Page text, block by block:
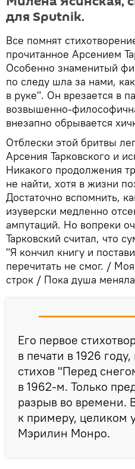
для Sputnik.
Все помнят
прочитанное Арсением
Особенно знаменитый
по следу шла за нами,
в руке". Он врезается в
возвышенно-
внезапно обрывается
Отблески этой бритвы
Арсения Тарковского и
Никакого продолжения
не найти, хотя в жизни
Достаточно вспомнить,
изуверски медленно
ампутаций. Но вопреки
Тарковский считал, что
"Я кончил книгу и
перечитать не смог. /
строк / Пока душа
Его первое
в печати в 1926
стихов "Перед
в 1962-м. Только
разрыв во времени.
к примеру, целиком
Мэрилин Монро.